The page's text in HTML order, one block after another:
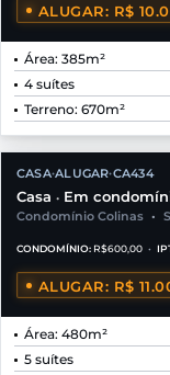
ALUGAR: R$
Área: 385m²
4 suítes
Terreno: 670m²
CASA•ALUGAR•CA434
Casa • Em
Condomínio Colinas •
CONDOMÍNIO: R$600,00 •
ALUGAR: R$
Área: 480m²
5 suítes